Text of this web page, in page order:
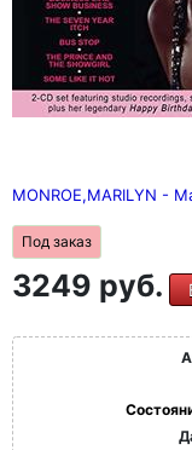
MONROE,MARILYN -
Под заказ
3249 руб.